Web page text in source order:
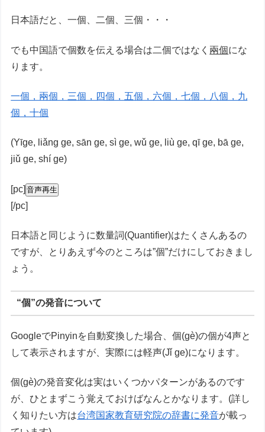
日本語だと、一個、二個、三個・・・
でも中国語で個数を伝える場合は二個ではなく 兩個にな
ります。
一個，兩個，三個，四個，五個，六個，七個，八個，九
個，十個
(Yīge, liǎng ge, sān ge, sì ge, wǔ ge, liù ge, qī ge, bā ge,
jiǔ ge, shí ge)
[pc] 音声再生
[/pc]
日本語と同じように数量詞(Quantifier)はたくさんあるの
ですが、とりあえず今のところは”個”だけにしておきまし
ょう。
“個”の発音について
GoogleでPinyinを自動変換した場合、個(gè)の個が4声と
して表示されますが、実際には軽声(Jǐ ge)になります。
個(gè)の発音変化は実はいくつかパターンがあるのです
が、ひとまずこう覚えておけばなんとかなります。(詳し
く知りたい方は台湾国家教育研究院の辞書に発音が載っ